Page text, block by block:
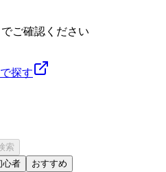
ご確認ください
探す
索
心者 おすすめ